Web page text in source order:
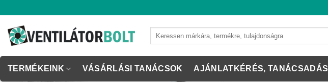
content
TERMÉKEINK VÁSÁRLÁSI TANÁCSOK AJÁNLATKÉRÉS, TANÁCSADÁS